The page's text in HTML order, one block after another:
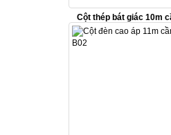
Cột thép bát giác 10m